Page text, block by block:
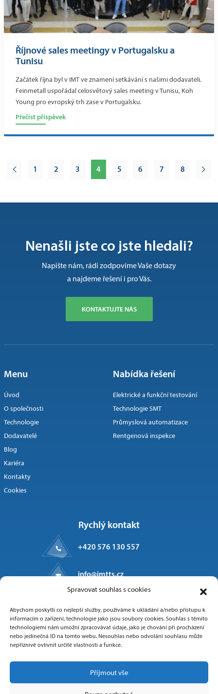
Spravovat souhlas s cookies
Abychom poskytli co nejlepší služby, používáme k ukládání a/nebo přístupu k
informacím o zařízení, technologie jako jsou soubory cookies. Souhlas s těmito
technologiemi nám umožní zpracovávat údaje, jako je chování při procházení
nebo jedinečná ID na tomto webu. Nesouhlas nebo odvolání souhlasu může
nepříznivě ovlivnit určité vlastnosti a funkce.
Přijmout vše
Říjnové sales meetingy v Portugalsku a
Tunisu
Začátek října byl v IMT ve znamení setkávání s našimi dodavateli.
Feinmetall uspořádal celosvětový sales meeting v Tunisu, Koh
Young pro evropský trh zase v Portugalsku.
Přečíst příspěvek
1 2 3 4 5 6 7 8
Nenašli jste co jste hledali?
Napište nám, rádi zodpovíme Vaše dotazy
a najdeme řešení i pro Vás.
KONTAKTUJTE NÁS
Menu
Úvod
O společnosti
Technologie
Dodavatelé
Blog
Kariéra
Kontakty
Cookies
Nabídka řešení
Elektrické a funkční testování
Technologie SMT
Průmyslová automatizace
Rentgenová inspekce
Rychlý kontakt
+420 576 130 557
info@imtts.cz
Valašské Meziříčí, 757 01
Sledujte nás